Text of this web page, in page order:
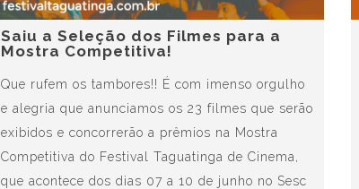
Saiu a Seleção dos Filmes para a
Mostra Competitiva!
Que rufem os tambores!! É com imenso orgulho
e alegria que anunciamos os 23 filmes que serão
exibidos e concorrerão a prêmios na Mostra
Competitiva do Festival Taguatinga de Cinema,
que acontece dos dias 07 a 10 de junho no Sesc